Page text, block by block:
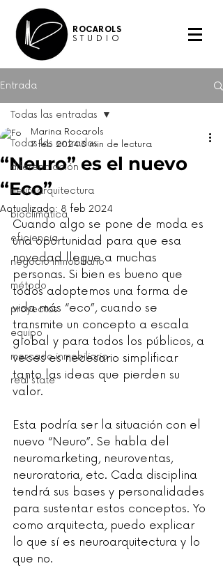
ROCAROLS
STUDIO
Entrada
Todas las entradas
diferenciación
neuroarquitectura
bioclimática
eficiencia
negocio inmobiliario
método
proyectos
equipo
mercado inmobiliario
real state
Todas las entradas
“Neuro” es el nuevo
“Eco”
Marina Rocarols
7 feb 2024 3 min de lectura
Actualizado: 8 feb 2024
Cuando algo se pone de moda es
una oportunidad para que esa
novedad llegue a muchas
personas. Si bien es bueno que
todos adoptemos una forma de
vida más “eco”, cuando se
transmite un concepto a escala
global y para todos los públicos, a
veces es necesario simplificar
tanto las ideas que pierden su
valor.
Esta podría ser la situación con el
nuevo “Neuro”. Se habla del
neuromarketing, neuroventas,
neuroratoria, etc. Cada disciplina
tendrá sus bases y personalidades
para sustentar estos conceptos. Yo
como arquitecta, puedo explicar
lo que sí es neuroarquitectura y lo
que no.